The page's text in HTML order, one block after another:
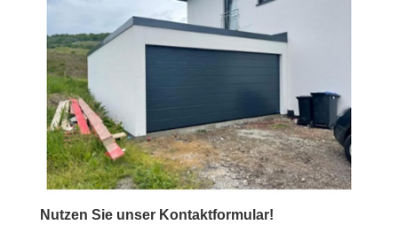
Nutzen Sie unser Kontaktformular!